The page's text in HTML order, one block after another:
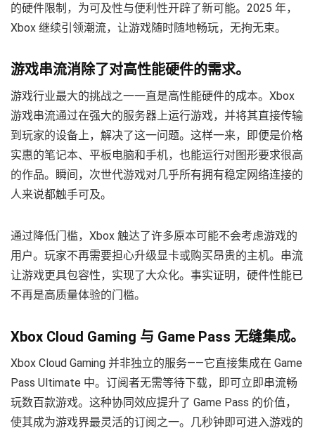
的硬件限制，为可及性与便利性开辟了新可能。2025 年，
Xbox 继续引领潮流，让游戏随时随地畅玩，无拘无束。
游戏串流消除了对高性能硬件的需求。
游戏行业最大的挑战之一一直是高性能硬件的成本。Xbox
游戏串流通过在强大的服务器上运行游戏，并将其直接传输
到玩家的设备上，解决了这一问题。这样一来，即便是价格
实惠的笔记本、平板电脑和手机，也能运行对图形要求很高
的作品。瞬间，次世代游戏对几乎所有拥有稳定网络连接的
人来说都触手可及。
通过降低门槛，Xbox 触达了许多原本可能不会考虑游戏的
用户。玩家不再需要担心升级显卡或购买昂贵的主机。串流
让游戏更具包容性，实现了大众化。事实证明，硬件性能已
不再是高质量体验的门槛。
Xbox Cloud Gaming 与 Game Pass 无缝集成。
Xbox Cloud Gaming 并非独立的服务——它直接集成在 Game
Pass Ultimate 中。订阅者无需等待下载，即可立即串流畅
玩数百款游戏。这种协同效应提升了 Game Pass 的价值，
使其成为游戏界最灵活的订阅之一。几秒钟即可进入游戏的